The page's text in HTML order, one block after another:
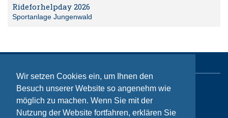
Wir setzen Cookies ein, um Ihnen den
Besuch unserer Website so angenehm wie
möglich zu machen. Wenn Sie mit der
Nutzung der Website fortfahren, erklären Sie
Rideforhelpday 2026
Sportanlage Jungenwald
Sitemap
Kontakt